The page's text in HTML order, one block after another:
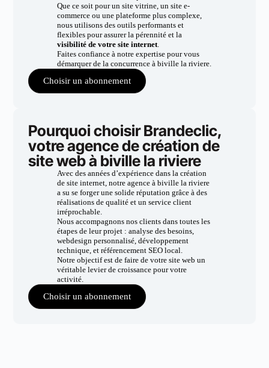
Que ce soit pour un site vitrine, un site e-
commerce ou une plateforme plus complexe,
nous utilisons des outils performants et
flexibles pour assurer la pérennité et la
visibilité de votre site internet.
Faites confiance à notre expertise pour vous
démarquer de la concurrence à biville la riviere.
Choisir un abonnement
Pourquoi choisir Brandeclic,
votre agence de création de
site web à biville la riviere
Avec des années d’expérience dans la création
de site internet, notre agence à biville la riviere
a su se forger une solide réputation grâce à des
réalisations de qualité et un service client
irréprochable.
Nous accompagnons nos clients dans toutes les
étapes de leur projet : analyse des besoins,
webdesign personnalisé, développement
technique, et référencement SEO local.
Notre objectif est de faire de votre site web un
véritable levier de croissance pour votre
activité.
Choisir un abonnement